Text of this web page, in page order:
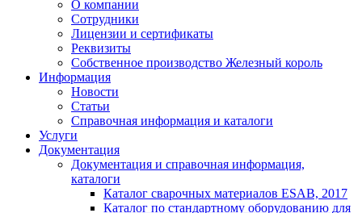
О компании
Сотрудники
Лицензии и сертификаты
Реквизиты
Собственное производство Железный король
Информация
Новости
Статьи
Справочная информация и каталоги
Услуги
Документация
Документация и справочная информация,
каталоги
Каталог сварочных материалов ESAB, 2017
Каталог по стандартному оборудованию для